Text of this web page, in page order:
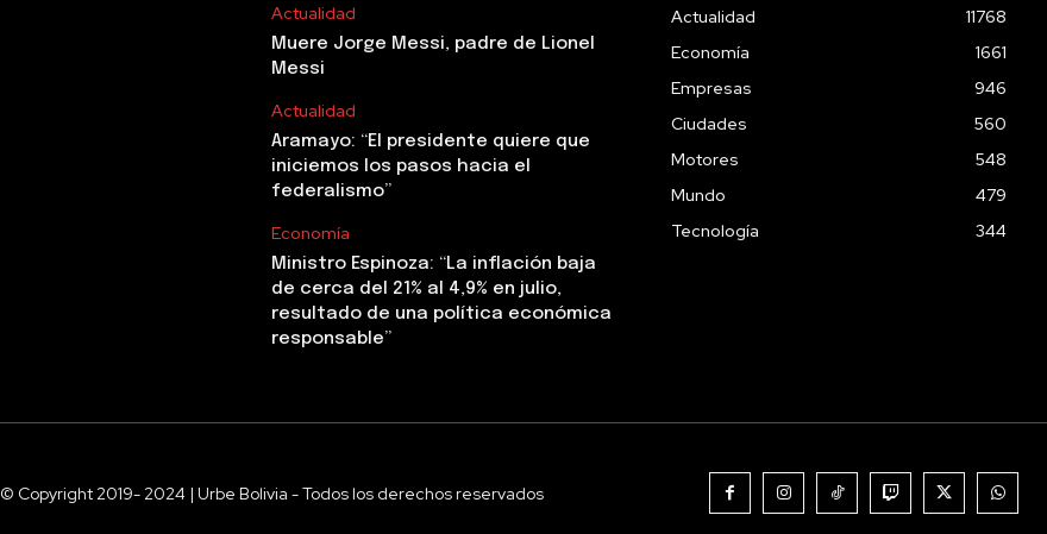
Actualidad
Muere Jorge Messi, padre de Lionel
Messi
Actualidad
Aramayo: “El presidente quiere que
iniciemos los pasos hacia el
federalismo”
Economía
Ministro Espinoza: “La inflación baja
de cerca del 21% al 4,9% en julio,
resultado de una política económica
responsable”
Actualidad
11768
Economía
1661
Empresas
946
Ciudades
560
Motores
548
Mundo
479
Tecnología
344
© Copyright 2019- 2024 | Urbe Bolivia - Todos los derechos reservados